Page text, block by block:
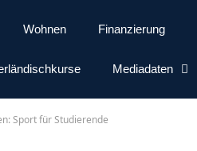
Wohnen Finanzierung
Mediadaten
Sport für Studierende